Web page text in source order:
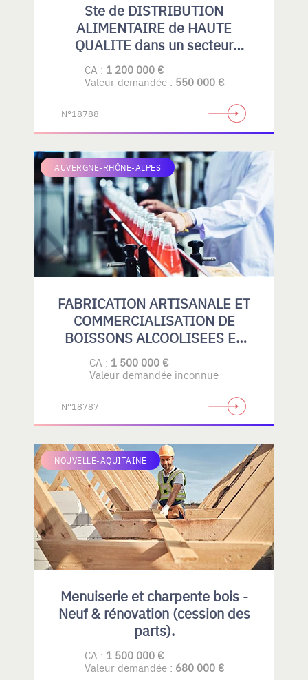
Ste de DISTRIBUTION
ALIMENTAIRE de HAUTE
QUALITE dans un secteur
spécialisé.
CA : 1 200 000 €
Valeur demandée : 550 000 €
N°18788
AUVERGNE-RHÔNE-ALPES
FABRICATION ARTISANALE ET
COMMERCIALISATION DE
BOISSONS ALCOOLISEES ET
SANS ALCOOL
CA : 1 500 000 €
Valeur demandée inconnue
N°18787
NOUVELLE-AQUITAINE
Menuiserie et charpente bois -
Neuf & rénovation (cession des
parts).
CA : 1 500 000 €
Valeur demandée : 680 000 €